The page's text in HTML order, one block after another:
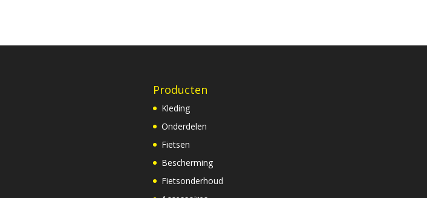
Producten
Kleding
Onderdelen
Fietsen
Bescherming
Fietsonderhoud